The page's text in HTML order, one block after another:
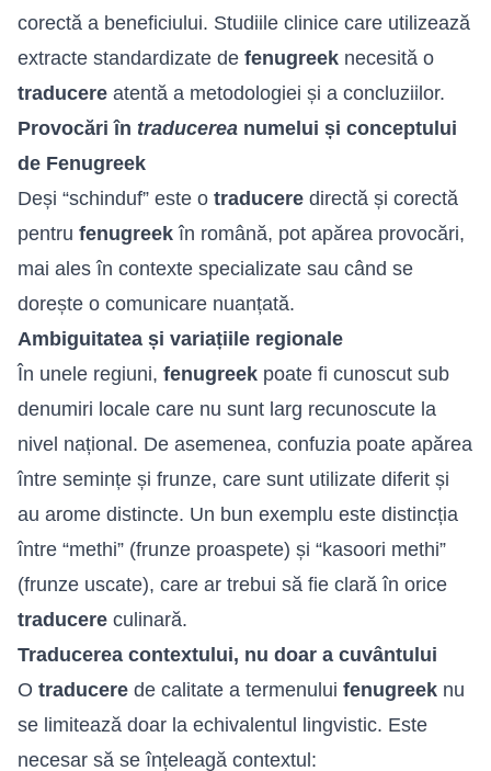
corectă a beneficiului. Studiile clinice care utilizează
extracte standardizate de fenugreek necesită o
traducere atentă a metodologiei și a concluziilor.
Provocări în traducerea numelui și conceptului
de Fenugreek
Deși “schinduf” este o traducere directă și corectă
pentru fenugreek în română, pot apărea provocări,
mai ales în contexte specializate sau când se
dorește o comunicare nuanțată.
Ambiguitatea și variațiile regionale
În unele regiuni, fenugreek poate fi cunoscut sub
denumiri locale care nu sunt larg recunoscute la
nivel național. De asemenea, confuzia poate apărea
între semințe și frunze, care sunt utilizate diferit și
au arome distincte. Un bun exemplu este distincția
între “methi” (frunze proaspete) și “kasoori methi”
(frunze uscate), care ar trebui să fie clară în orice
traducere culinară.
Traducerea contextului, nu doar a cuvântului
O traducere de calitate a termenului fenugreek nu
se limitează doar la echivalentul lingvistic. Este
necesar să se înțeleagă contextul: